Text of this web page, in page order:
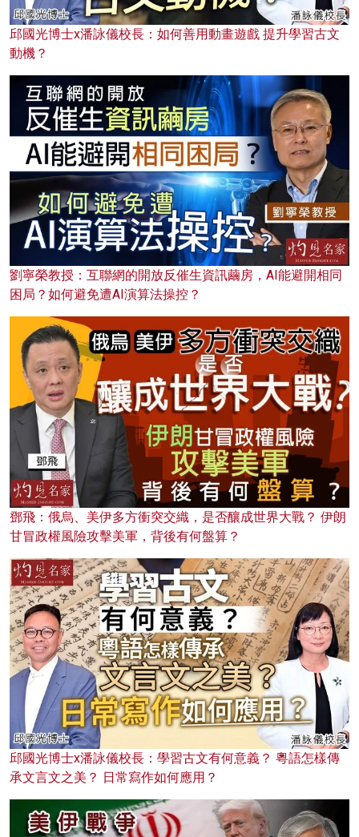
邱國光博士x潘詠儀校長：如何善用動畫遊戲 提升學習古文
動機？
劉寧榮教授：互聯網的開放反催生資訊繭房，AI能避開相同
困局？如何避免遭AI演算法操控？
鄧飛：俄烏、美伊多方衝突交織，是否釀成世界大戰？ 伊朗
甘冒政權風險攻擊美軍，背後有何盤算？
邱國光博士x潘詠儀校長：學習古文有何意義？ 粵語怎樣傳
承文言文之美？ 日常寫作如何應用？